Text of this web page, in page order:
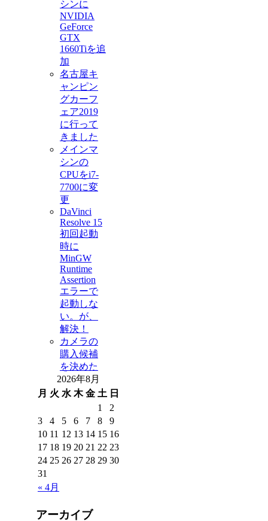
シンに
NVIDIA
GeForce
GTX
1660Tiを追
加
名古屋キ
ャンピン
グカーフ
ェア2019
に行って
きました
メインマ
シンの
CPUをi7-
7700に変
更
DaVinci
Resolve 15
初回起動
時に
MinGW
Runtime
Assertion
エラーで
起動しな
い。が、
解決！
カメラの
購入候補
を決めた
2026年8月
月 火 水 木 金 土 日
« 4月
1
2
3
4 5 6 7 8
9
10 11 12 13 14 15 16
17 18 19 20 21 22 23
24 25 26 27 28 29 30
31
アーカイブ